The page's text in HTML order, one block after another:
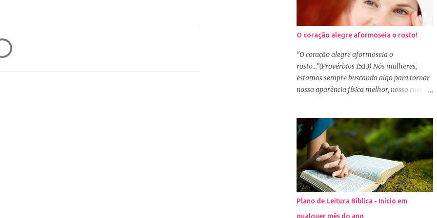
O coração alegre aformoseia o rosto!
“O coração alegre aformoseia o
rosto...”(Provérbios 15:13) Nós mulheres,
estamos sempre buscando algo para tornar
nossa aparência física melhor, nosso rosto
cosméticos e produtos de beleza. No Youtube
por exemplo, os canais com mais seguidores
são das blogueiras que dão dicas de beleza,
ensinam a se maquiar e testam produtos.
Não é errado gostar de se cuidar e buscar
conhecimento de como ficar mais bonita e
atraente. Eu também gosto de maquiagem e
dicas de beleza, no entanto, precisamos
Plano de Leitura Bíblica - Início em
qualquer mês do ano